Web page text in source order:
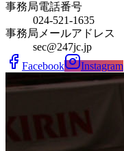
事務局電話番号
024-521-1635
事務局メールアドレス
sec@247jc.jp
Facebook
Instagram